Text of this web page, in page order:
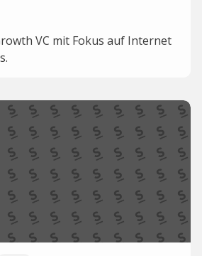
VC mit Fokus auf Internet